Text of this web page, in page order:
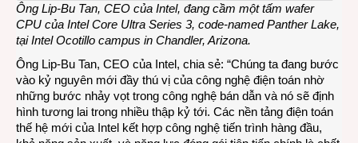
Ông Lip-Bu Tan, CEO của Intel, đang cầm một tấm wafer
CPU của Intel Core Ultra Series 3, code-named Panther Lake,
tại Intel Ocotillo campus in Chandler, Arizona.
Ông Lip-Bu Tan, CEO của Intel, chia sẻ: “Chúng ta đang bước
vào kỷ nguyên mới đầy thú vị của công nghệ điện toán nhờ
những bước nhảy vọt trong công nghệ bán dẫn và nó sẽ định
hình tương lai trong nhiều thập kỷ tới. Các nền tảng điện toán
thế hệ mới của Intel kết hợp công nghệ tiến trình hàng đầu,